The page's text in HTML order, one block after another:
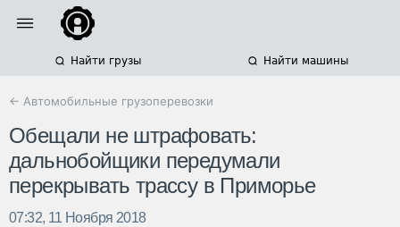
Найти грузы Найти машины
← Автомобильные грузоперевозки
Обещали не штрафовать:
дальнобойщики передумали
перекрывать трассу в Приморье
07:32, 11 Ноября 2018